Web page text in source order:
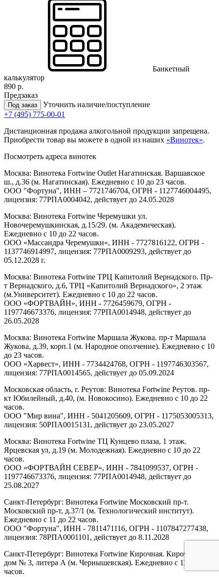
Банкетный
калькулятор
890 р.
Предзаказ
Под заказ
Уточнить наличие/поступление
+7 (495) 775-00-01
Дистанционная продажа алкогольной продукции запрещена.
Приобрести товар вы можете в одной из наших «Винотек».
Посмотреть адреса винотек
Москва: Винотека Fortwine Outlet Нагатинская. Варшавское
ш., д.36 (м. Нагатинская). Ежедневно с 10 до 23 часов.
ООО "Фортуна", ИНН – 7721746704, ОГРН - 1127746004495,
лицензия: 77РПА0004042, действует до 24.05.2028
Москва: Винотека Fortwine Черемушки ул.
Новочеремушкинская, д.15/29. (м. Академическая).
Ежедневно с 10 до 22 часов.
ООО «Массандра Черемушки», ИНН - 7727816122, ОГРН -
1137746914997, лицензия: 77РПА0009293, действует до
05.12.2028 г.
Москва: Винотека Fortwine ТРЦ Капитолий Вернадского. Пр-
т Вернадского, д.6, ТРЦ «Капитолий Вернадского», 2 этаж
(м.Университет). Ежедневно с 10 до 22 часов.
ООО «ФОРТВАЙН», ИНН - 7726459679, ОГРН -
1197746673376, лицензия: 77РПА0014948, действует до
26.05.2028
Москва: Винотека Fortwine Маршала Жукова. пр-т Маршала
Жукова, д.39, корп.1 (м. Народное ополчение). Ежедневно с 10
до 23 часов.
ООО «Харвест», ИНН - 7734424768, ОГРН - 1197746303567,
лицензия: 77РПА0014565, действует до 05.09.2024
Московская область, г. Реутов: Винотека Fortwine Реутов. пр-
кт Юбилейный, д.40, (м. Новокосино). Ежедневно с 10 до 22
часов.
ООО "Мир вина", ИНН - 5041205609, ОГРН - 1175053005313,
лицензия: 50РПА0015131, действует до 23.05.2027
Москва: Винотека Fortwine ТЦ Кунцево плаза, 1 этаж.
Ярцевская ул, д.19 (м. Молодежная). Ежедневно с 10 до 22
часов.
ООО «ФОРТВАЙН СЕВЕР», ИНН - 7841099537, ОГРН -
1197746673376, лицензия: 77РПА0014948, действует до
25.08.2027
Санкт-Петербург: Винотека Fortwine Московский пр-т.
Московский пр-т, д.37/1 (м. Технологический институт).
Ежедневно с 11 до 22 часов.
ООО "Фортуна", ИНН - 7811471116, ОГРН - 1107847277438,
лицензия: 78РПА0001101, действует до 8.11.2028
Санкт-Петербург: Винотека Fortwine Кирочная. Кирочная ул,
дом № 3, литера А (м. Чернышевская). Ежедневно с 11 до 22
часов.